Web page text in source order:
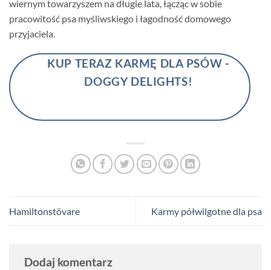
wiernym towarzyszem na długie lata, łącząc w sobie
pracowitość psa myśliwskiego i łagodność domowego
przyjaciela.
KUP TERAZ KARMĘ DLA PSÓW -
DOGGY DELIGHTS!
Hamiltonstövare Karmy półwilgotne dla psa
Dodaj komentarz